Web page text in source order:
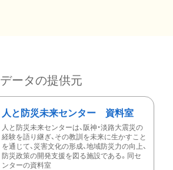
データの提供元
人と防災未来センター 資料室
人と防災未来センターは、阪神・淡路大震災の
経験を語り継ぎ、その教訓を未来に生かすこと
を通じて、災害文化の形成、地域防災力の向上、
防災政策の開発支援を図る施設である。同セ
ンターの資料室